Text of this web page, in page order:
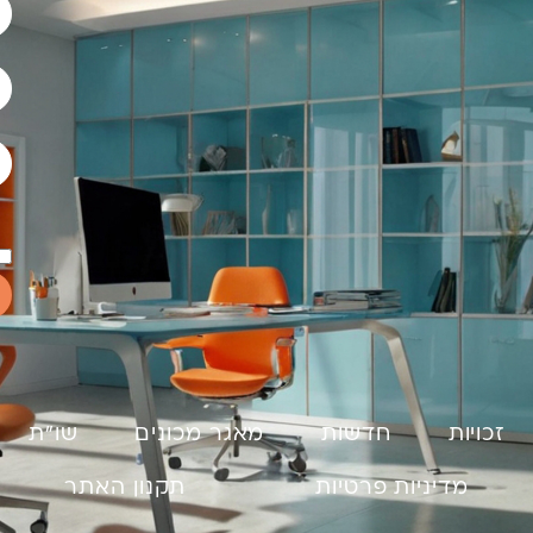
זכויות חדשות מאגר מכונים שו"ת
מדיניות פרטיות תקנון האתר